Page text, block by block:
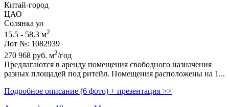
Китай-город
ЦАО
Солянка ул
15.5 - 58.3 м2
Лот №: 1082939
270 968 руб. м2/год
Предлагаются в аренду помещения свободного назначения
разных площадей под ритейл. Помещения расположены на 1...
Подробное описание (6 фото) + презентация >>